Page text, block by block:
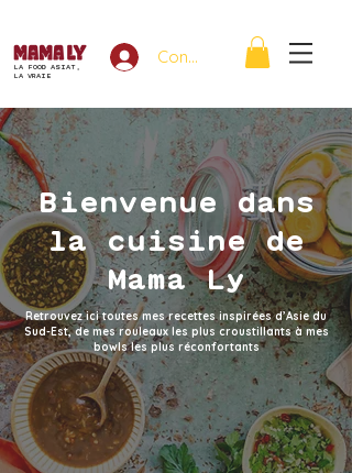
LA FOOD ASIAT,
LA VRAIE
Connexion
Bienvenue dans
la cuisine de
Mama Ly
Retrouvez ici toutes mes recettes inspirées d’Asie du
Sud-Est, de mes rouleaux les plus croustillants à mes
bowls les plus réconfortants